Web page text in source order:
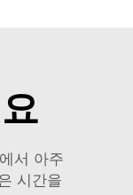
서 아주
시간을